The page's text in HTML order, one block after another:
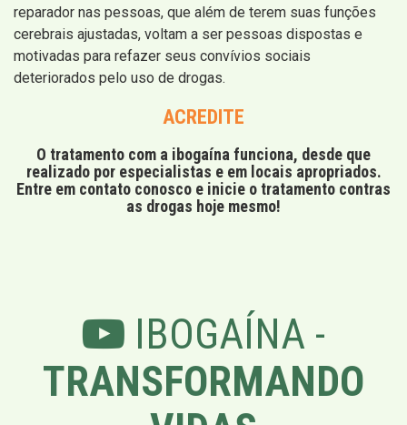
reparador nas pessoas, que além de terem suas funções
cerebrais ajustadas, voltam a ser pessoas dispostas e
motivadas para refazer seus convívios sociais
deteriorados pelo uso de drogas.
ACREDITE
O tratamento com a ibogaína funciona, desde que
realizado por especialistas e em locais apropriados.
Entre em contato conosco e inicie o tratamento contras
as drogas hoje mesmo!
IBOGAÍNA -
TRANSFORMANDO